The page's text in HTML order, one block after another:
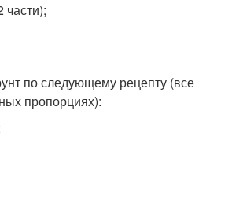
части);
по следующему рецепту (все
пропорциях):